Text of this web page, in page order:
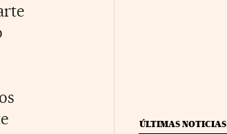
ÚLTIMAS NOTICIAS